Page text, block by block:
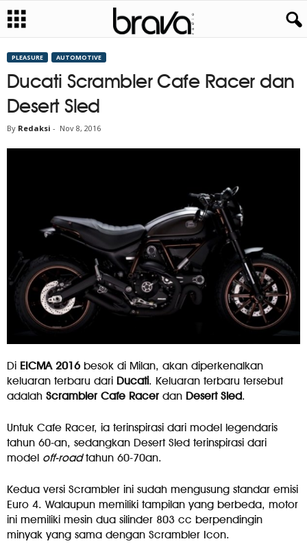
PLEASURE AUTOMOTIVE
Ducati Scrambler Cafe Racer dan
Desert Sled
By Redaksi - Nov 8, 2016
Di EICMA 2016besok di Milan, akan diperkenalkan
keluaran terbaru dari Ducati. Keluaran terbaru tersebut
adalah Scrambler Cafe Racer dan Desert Sled.
Untuk Cafe Racer, ia terinspirasi dari model legendaris
tahun 60-an, sedangkan Desert Sled terinspirasi dari
model off-roadtahun 60-70an.
Kedua versi Scrambler ini sudah mengusung standar emisi
Euro 4. Walaupun memiliki tampilan yang berbeda, motor
ini memiliki mesin dua silinder 803 cc berpendingin
minyak yang sama dengan Scrambler Icon.